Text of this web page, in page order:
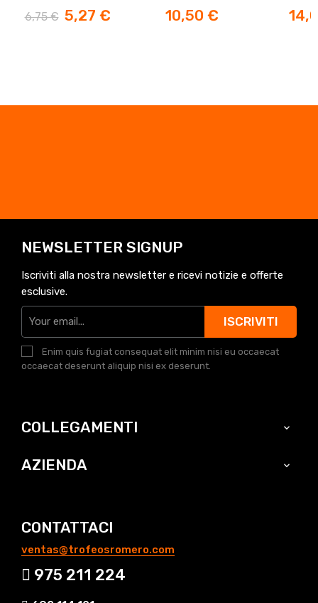
Prezzo
6,75 € Prezzo
5,27 € Prezzo
10,50 €
NEWSLETTER SIGNUP
Iscriviti alla nostra newsletter e ricevi notizie e offerte
esclusive.
ISCRIVITI
Enim quis fugiat consequat elit minim nisi eu occaecat
occaecat deserunt aliquip nisi ex deserunt.
COLLEGAMENTI 
AZIENDA 
CONTATTACI
ventas@trofeosromero.com
975 211 224